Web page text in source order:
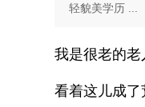
轻貌美学历 ...
我是很老的老
看着这儿成了